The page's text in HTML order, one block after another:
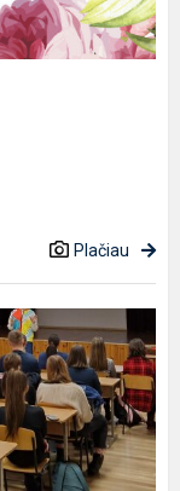
Plačiau